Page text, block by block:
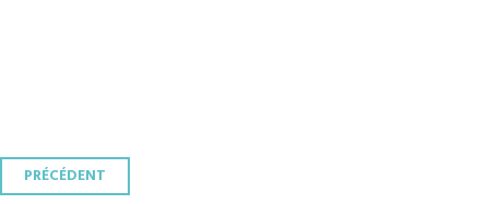
Navigation
PRÉCÉDENT